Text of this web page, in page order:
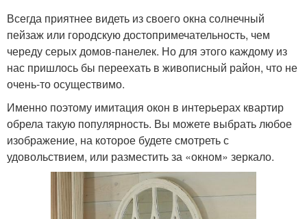
Всегда приятнее видеть из своего окна солнечный
пейзаж или городскую достопримечательность, чем
череду серых домов-панелек. Но для этого каждому из
нас пришлось бы переехать в живописный район, что не
очень-то осуществимо.
Именно поэтому имитация окон в интерьерах квартир
обрела такую популярность. Вы можете выбрать любое
изображение, на которое будете смотреть с
удовольствием, или разместить за «окном» зеркало.